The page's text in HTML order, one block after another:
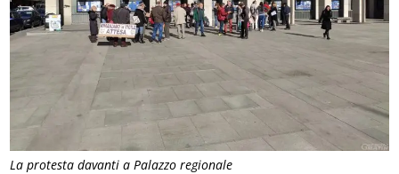
La protesta davanti a Palazzo regionale